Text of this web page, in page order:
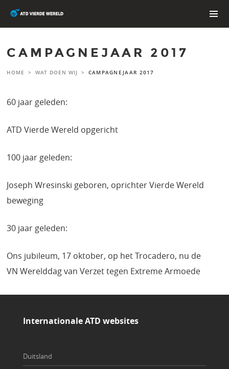
content
CAMPAGNEJAAR 2017
HOME > WAT DOEN WIJ > CAMPAGNEJAAR 2017
60 jaar geleden:
ATD Vierde Wereld opgericht
100 jaar geleden:
Joseph Wresinski geboren, oprichter Vierde Wereld
beweging
30 jaar geleden:
Ons jubileum, 17 oktober, op het Trocadero, nu de
VN Werelddag van Verzet tegen Extreme Armoede
Internationale ATD websites
Duitsland